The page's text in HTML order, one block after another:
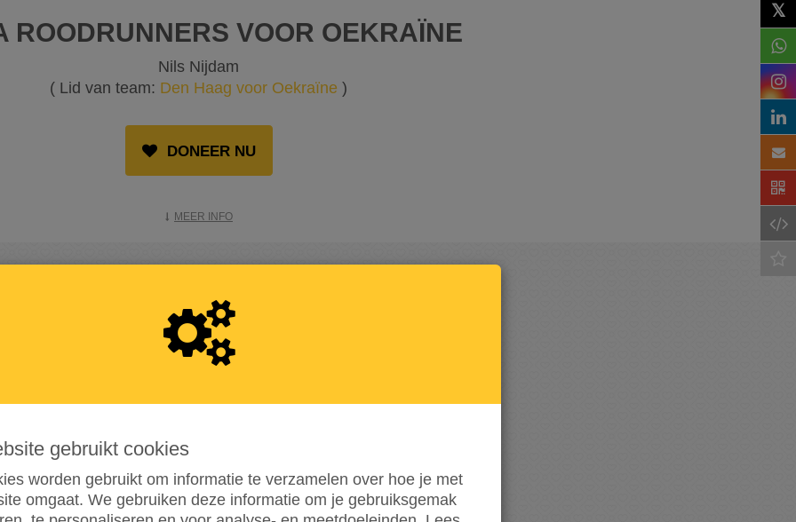
ROODRUNNERS VOOR OEKRAÏNE
Nils Nijdam
( Lid van team: Den Haag voor Oekraïne )
DONEER NU
MEER INFO
OPGEHAALD
7 5 0
𝕏
gebruikt cookies
worden gebruikt om informatie te verzamelen over hoe je met
omgaat. We gebruiken deze informatie om je gebruiksgemak